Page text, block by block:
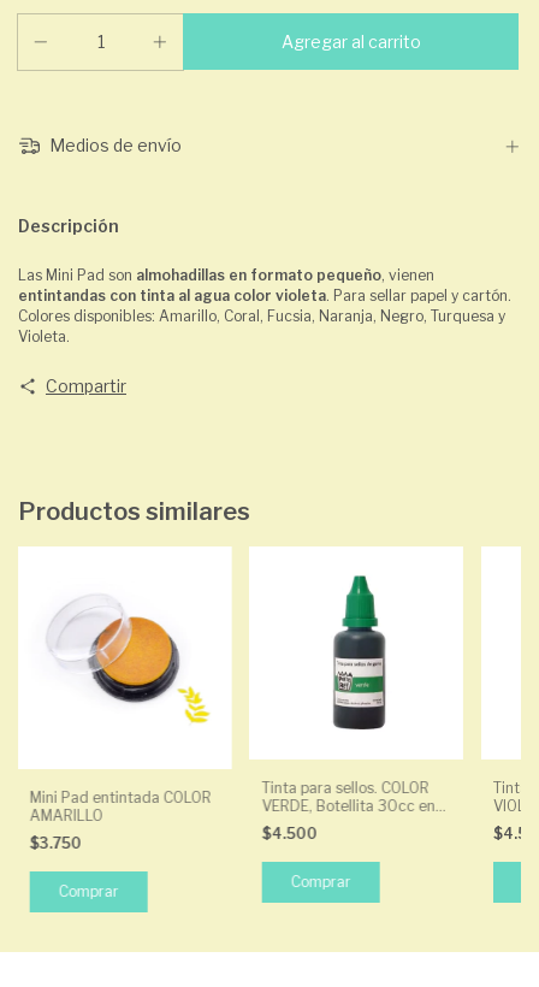
Medios de envío
Descripción
Las Mini Pad son almohadillas en formato pequeño , vienen
entintandas con tinta al agua color violeta . Para sellar papel y cartón.
Colores disponibles: Amarillo, Coral, Fucsia, Naranja, Negro, Turquesa y
Violeta.
Compartir
Productos similares
Mini Pad entintada COLOR
AMARILLO
$3.750
Tinta para sellos. COLOR
VERDE, Botellita 30cc en
base al agua.
$4.500
Tinta
base